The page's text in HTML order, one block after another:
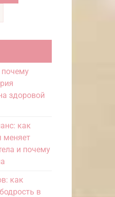
почему
здоровой
как
меняет
и почему
как
в